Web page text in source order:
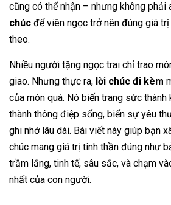
cũng có thể nhận – nhưng không phải
chúc để viên ngọc trở nên đúng giá
theo.
Nhiều người tặng ngọc trai chỉ trao
giao. Nhưng thực ra, lời chúc đi kèm
của món quà. Nó biến trang sức
thành thông điệp sống, biến sự yêu
ghi nhớ lâu dài. Bài viết này giúp bạn
chúc mang giá trị tinh thần đúng như
trầm lắng, tinh tế, sâu sắc, và chạm
nhất của con người.